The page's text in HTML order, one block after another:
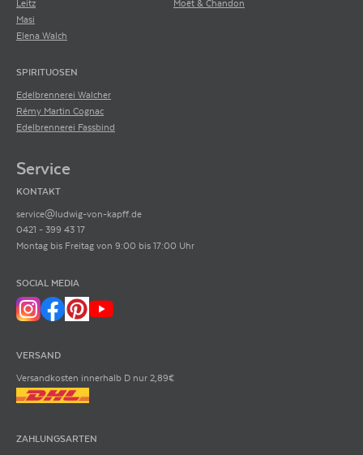
Leitz
Masi
Elena Walch
Moët & Chandon
SPIRITUOSEN
Edelbrennerei Walcher
Rémy Martin Cognac
Edelbrennerei Fassbind
Service
KONTAKT
service@ludwig-von-kapff.de
0421 - 399 43 17
Montag bis Freitag von 9:00 bis 17:00 Uhr
SOCIAL MEDIA
VERSAND
Versandkosten innerhalb D nur 2,89€
ZAHLUNGSARTEN